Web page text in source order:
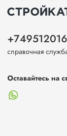
справочная
Оставайтесь на